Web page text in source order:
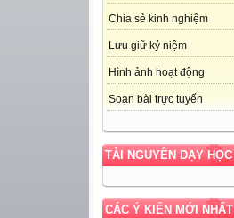
Chia sẻ kinh nghiệm
Lưu giữ kỷ niệm
Hình ảnh hoạt động
Soạn bài trực tuyến
TÀI NGUYÊN DẠY HỌC
CÁC Ý KIẾN MỚI NHẤT